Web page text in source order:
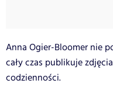
Anna Ogier-Bloomer nie
cały czas publikuje
codzienności.